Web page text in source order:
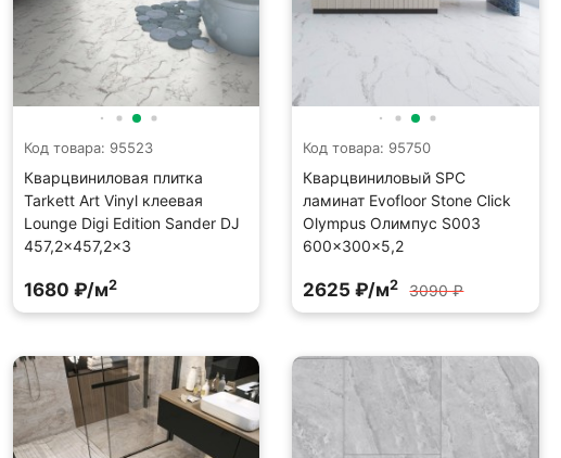
Код товара: 95523
Кварцвиниловая плитка
Tarkett Art Vinyl клеевая
Lounge Digi Edition Sander DJ
457,2×457,2×3
1680 ₽/м2
Код товара: 95750
Кварцвиниловый SPC
ламинат Evofloor Stone Click
Olympus Олимпус S003
600×300×5,2
2625 ₽/м2 3090 ₽